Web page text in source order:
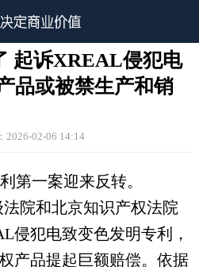
起诉XREAL侵犯电
品或被禁生产和销
2026-02-06 14:14
一案迎来反转。
院和北京知识产权法院
侵犯电致变色发明专利，
产品提起巨额赔偿。依据